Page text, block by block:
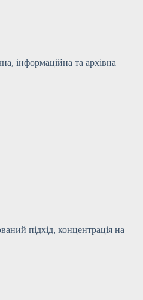
інформаційна та архівна
підхід, концентрація на